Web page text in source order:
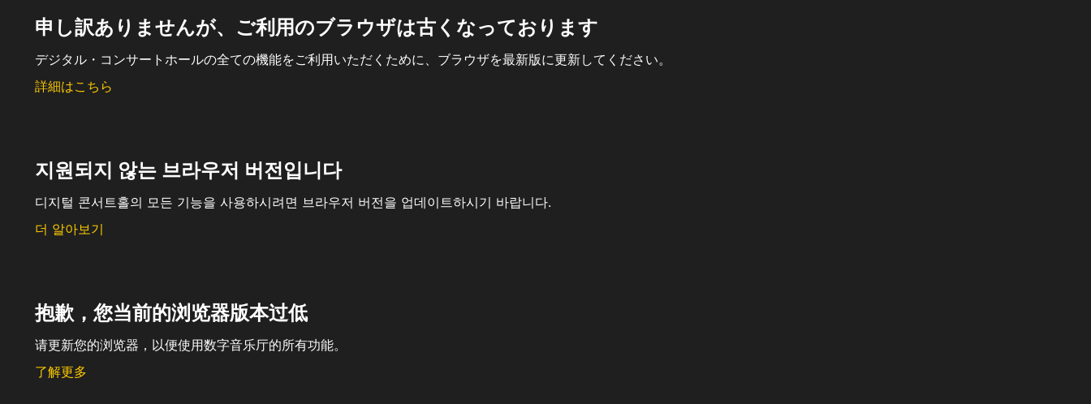
申し訳ありませんが、ご利用のブラウザは古くなっております
デジタル・コンサートホールの全ての機能をご利用いただくために、ブラウザを最新版に更新してください。
詳細はこちら
지원되지 않는 브라우저 버전입니다
디지털 콘서트홀의 모든 기능을 사용하시려면 브라우저 버전을 업데이트하시기 바랍니다.
더 알아보기
抱歉，您当前的浏览器版本过低
请更新您的浏览器，以便使用数字音乐厅的所有功能。
了解更多